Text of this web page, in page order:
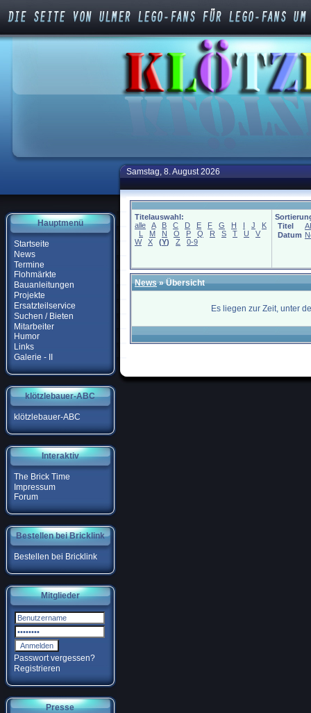
Hauptmenü
Startseite
News
Termine
Flohmärkte
Bauanleitungen
Projekte
Ersatzteilservice
Suchen / Bieten
Mitarbeiter
Humor
Links
Galerie - II
klötzlebauer-ABC
klötzlebauer-ABC
Interaktiv
The Brick Time
Impressum
Forum
Bestellen bei Bricklink
Bestellen bei Bricklink
Mitglieder
Passwort vergessen?
Registrieren
Presse
Samstag, 8. August 2026
Titelauswahl:
alle
A B C D E F G H I J
K
L
M N O P Q R S T U
V
W
X (Y) Z 0-9
Titel
Datum
News» Übersicht
Es liegen zur Zeit, unter